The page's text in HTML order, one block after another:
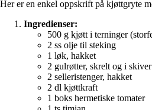
Her er en enkel oppskrift på kjøttgryte
Ingredienser:
500 g kjøtt i terninger
2 ss olje til steking
1 løk, hakket
2 gulrøtter, skrelt og i skiver
2 selleristenger, hakket
2 dl kjøttkraft
1 boks hermetiske tomater